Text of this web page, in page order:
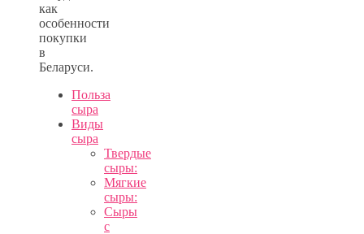
как
особенности
покупки
в
Беларуси.
Польза
сыра
Виды
сыра
Твердые
сыры:
Мягкие
сыры:
Сыры
с